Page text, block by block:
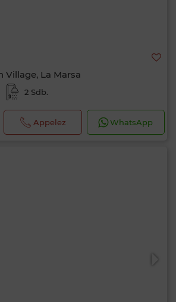
Village, La Marsa
2 Sdb.
Appelez WhatsApp